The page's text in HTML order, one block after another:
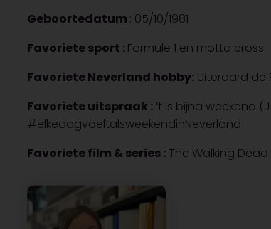
Geboortedatum : 05/10/1981
Favoriete sport :Formule 1 en motto cross
Favoriete Neverland hobby: Uiteraard de
Favoriete uitspraak : ’t Is bijna weekend
#elkedagvoeltalsweekendinNeverland
Favoriete film & series : The Walking